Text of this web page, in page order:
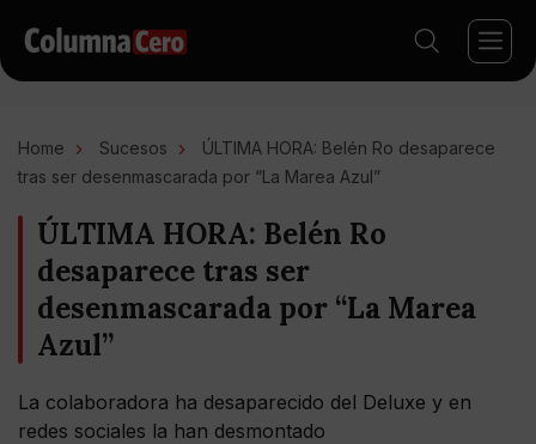
Home Sucesos
ÚLTIMA HORA: Belén Ro desaparece
tras ser desenmascarada por “La Marea Azul”
ÚLTIMA HORA: Belén Ro
desaparece tras ser
desenmascarada por “La Marea
Azul”
La colaboradora ha desaparecido del Deluxe y en
redes sociales la han desmontado